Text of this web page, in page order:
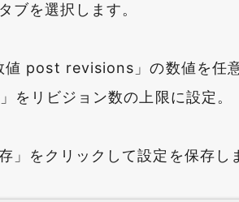
ブを選択します。
値 post revisions」の数値を任
をリビジョン数の上限に設定。
」をクリックして設定を保存し